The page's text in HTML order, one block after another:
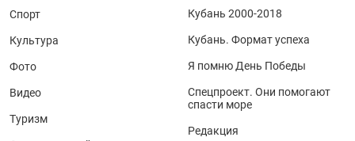
Спорт
Культура
Фото
Видео
Туризм
Кубань 2000-2018
Кубань. Формат успеха
Я помню День Победы
Спецпроект. Они помогают
спасти море
Редакция